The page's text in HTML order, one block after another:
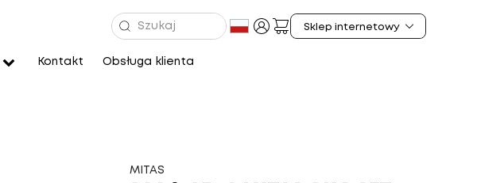
Kontakt Obsługa klienta
MITAS